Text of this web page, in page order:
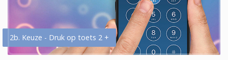
2b. Keuze - Druk op toets 2 +